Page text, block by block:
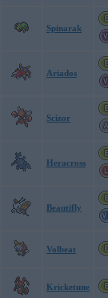
Spinarak
Ariados
Scizor
Heracross
Beautifly
Volbeat
Kricketune